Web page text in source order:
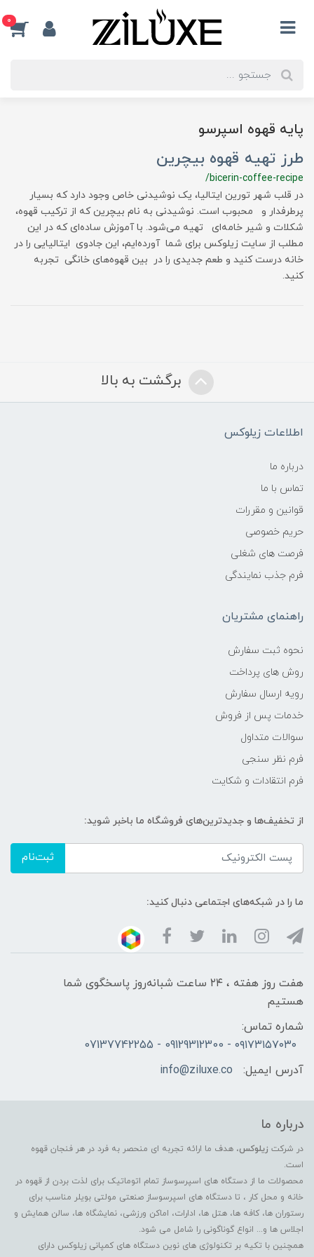
0
پایه قهوه اسپرسو
طرز تهیه قهوه بیچرین
/bicerin-coffee-recipe
در قلب شهر تورین ایتالیا، یک نوشیدنی خاص وجود دارد که بسیار
پرطرفدار و محبوب است. نوشیدنی به نام بیچرین که از ترکیب قهوه،
شکلات و شیر خامه‌ای تهیه می‌شود. با آموزش ساده‌ای که در این
مطلب از سایت زیلوکس برای شما آورده‌ایم، این جادوی ایتالیایی را در
خانه درست کنید و طعم جدیدی را در بین قهوه‌های خانگی تجربه
کنید.
برگشت به بالا
اطلاعات زیلوکس
درباره ما
تماس با ما
قوانین و مقررات
حریم خصوصی
فرصت های شغلی
فرم جذب نمایندگی
راهنمای مشتریان
نحوه ثبت سفارش
روش های پرداخت
رویه ارسال سفارش
خدمات پس از فروش
سوالات متداول
فرم نظر سنجی
فرم انتقادات و شکایت
از تخفیف‌ها و جدیدترین‌های فروشگاه ما باخبر شوید:
ثبت‌نام
ما را در شبکه‌های اجتماعی دنبال کنید:
هفت روز هفته ، ۲۴ ساعت شبانه‌روز پاسخگوی شما
هستیم
شماره تماس:
۰۹۱۷۳۱۵۷۰۳۰ - 09129312300 - 07137742255
آدرس ایمیل:
info@ziluxe.co
درباره ما
در شرکت زیلوکس، هدف ما ارائه تجربه ای منحصر به فرد در هر فنجان قهوه
است.
محصولات ما از دستگاه های اسپرسوساز تمام اتوماتیک برای لذت بردن از قهوه در
خانه و محل کار ، تا دستگاه های اسپرسوساز صنعتی مولتی بویلر مناسب برای
رستوران ها، کافه ها، هتل ها، ادارات، اماکن ورزشی، نمایشگاه ها، سالن همایش و
اجلاس ها و... انواع گوناگونی را شامل می شود.
همچنین با تکیه بر تکنولوژی های نوین دستگاه های کمپانی زیلوکس دارای